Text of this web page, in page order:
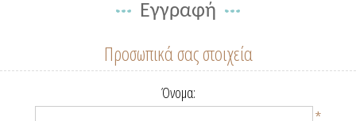
Εγγραφή
Προσωπικά σας στοιχεία
Όνομα: